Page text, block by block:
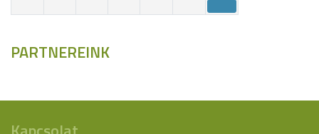
PARTNEREINK